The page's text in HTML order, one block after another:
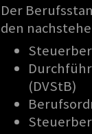
Der
den
(DVStB)